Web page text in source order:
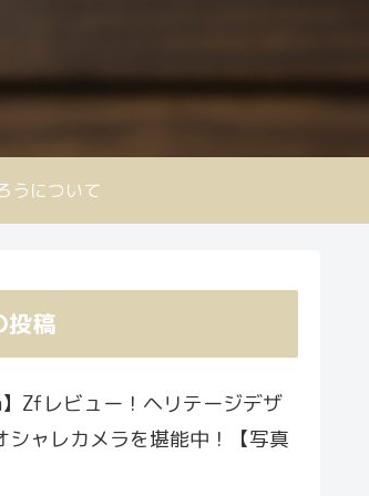
うについて
投稿
】Zfレビュー！ヘリテージデザ
シャレカメラを堪能中！【写真